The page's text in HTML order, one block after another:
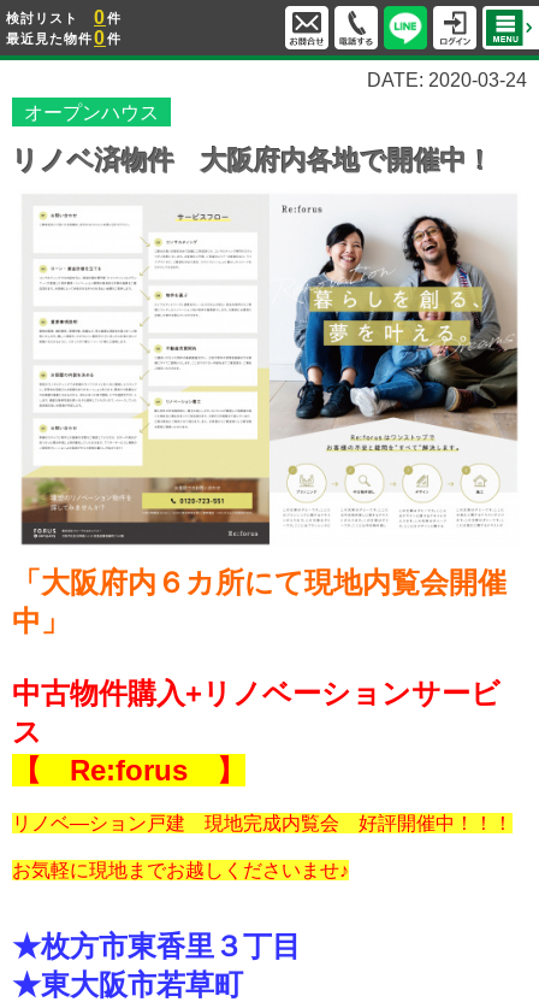
検討リスト 0件
最近見た物件0件
DATE: 2020-03-24
オープンハウス
リノベ済物件 大阪府内各地で開催中！
「大阪府内６カ所にて現地内覧会開催
中」
中古物件購入+リノベーションサービ
ス
【 Re:forus 】
リノベ―ション戸建 現地完成内覧会 好評開催中！！！
お気軽に現地までお越しくださいませ♪
★枚方市東香里３丁目
★東大阪市若草町